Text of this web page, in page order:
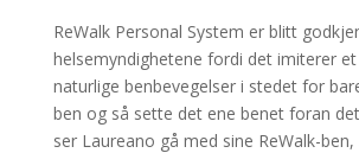
ReWalk Personal System er blitt
helsemyndighetene fordi det imiterer
naturlige benbevegelser i stedet for
ben og så sette det ene benet foran
ser Laureano gå med sine ReWalk-